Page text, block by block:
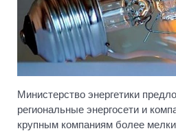
Министерство энергетики
региональные энергосети и
крупным компаниям более